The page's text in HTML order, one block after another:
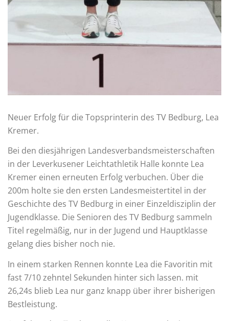
Neuer Erfolg für die Topsprinterin des TV Bedburg, Lea
Kremer.
Bei den diesjährigen Landesverbandsmeisterschaften
in der Leverkusener Leichtathletik Halle konnte Lea
Kremer einen erneuten Erfolg verbuchen. Über die
200m holte sie den ersten Landesmeistertitel in der
Geschichte des TV Bedburg in einer Einzeldisziplin der
Jugendklasse. Die Senioren des TV Bedburg sammeln
Titel regelmäßig, nur in der Jugend und Hauptklasse
gelang dies bisher noch nie.
In einem starken Rennen konnte Lea die Favoritin mit
fast 7/10 zehntel Sekunden hinter sich lassen. mit
26,24s blieb Lea nur ganz knapp über ihrer bisherigen
Bestleistung.